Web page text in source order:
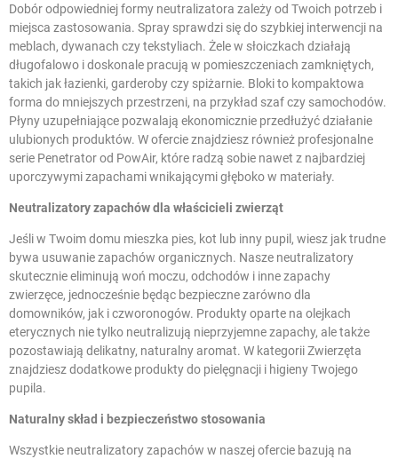
Dobór odpowiedniej formy neutralizatora zależy od Twoich potrzeb i
miejsca zastosowania. Spray sprawdzi się do szybkiej interwencji na
meblach, dywanach czy tekstyliach. Żele w słoiczkach działają
długofalowo i doskonale pracują w pomieszczeniach zamkniętych,
takich jak łazienki, garderoby czy spiżarnie. Bloki to kompaktowa
forma do mniejszych przestrzeni, na przykład szaf czy samochodów.
Płyny uzupełniające pozwalają ekonomicznie przedłużyć działanie
ulubionych produktów. W ofercie znajdziesz również profesjonalne
serie Penetrator od PowAir, które radzą sobie nawet z najbardziej
uporczywymi zapachami wnikającymi głęboko w materiały.
Neutralizatory zapachów dla właścicieli zwierząt
Jeśli w Twoim domu mieszka pies, kot lub inny pupil, wiesz jak trudne
bywa usuwanie zapachów organicznych. Nasze neutralizatory
skutecznie eliminują woń moczu, odchodów i inne zapachy
zwierzęce, jednocześnie będąc bezpieczne zarówno dla
domowników, jak i czworonogów. Produkty oparte na olejkach
eterycznych nie tylko neutralizują nieprzyjemne zapachy, ale także
pozostawiają delikatny, naturalny aromat. W kategoriiZwierzęta
znajdziesz dodatkowe produkty do pielęgnacji i higieny Twojego
pupila.
Naturalny skład i bezpieczeństwo stosowania
Wszystkie neutralizatory zapachów w naszej ofercie bazują na